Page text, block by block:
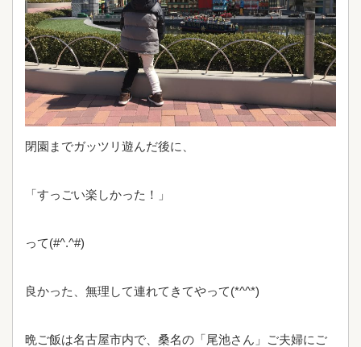
閉園までガッツリ遊んだ後に、
「すっごい楽しかった！」
って(#^.^#)
良かった、無理して連れてきてやって(*^^*)
晩ご飯は名古屋市内で、桑名の「尾池さん」ご夫婦にご